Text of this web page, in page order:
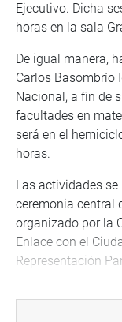
Ejecutivo. Dicha
horas en la sala
De igual manera,
Carlos Basombrío
Nacional, a fin de
facultades en
será en el
horas.
Las actividades
ceremonia central
organizado por la
Enlace con el
Representación
realiza un foro